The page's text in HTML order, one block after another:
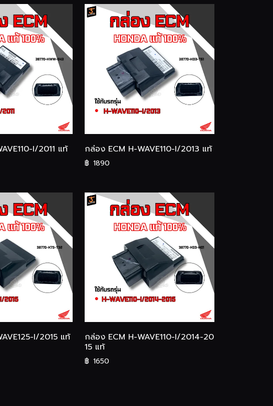
I/2011 แท้ กล่อง ECM H-WAVE110-I/2013 แท้
฿ 1890
I/2015 แท้
กล่อง ECM H-WAVE110-I/2014-20
15 แท้
฿ 1650